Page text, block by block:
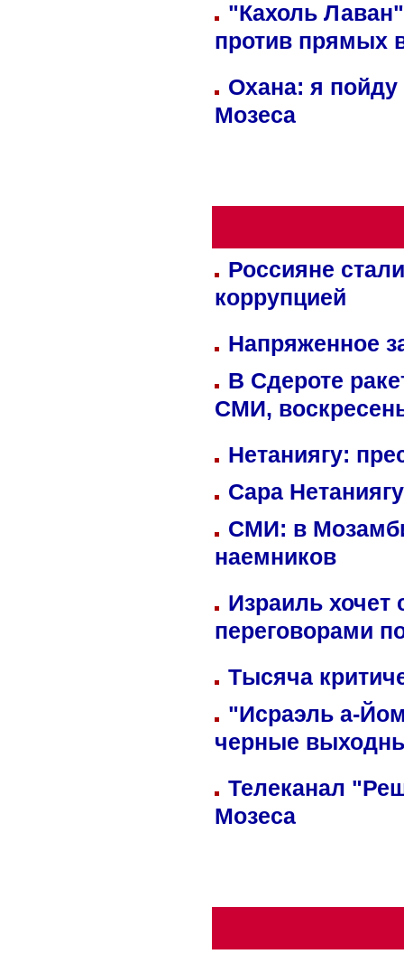
"Кахоль
против прямых
Охана: я пойду
Мозеса
Россияне
коррупцией
Напряженное
В Сдероте
СМИ,
Нетаниягу:
Сара
СМИ: в
наемников
Израиль хочет
переговорами
Тысяча
"Исраэль а-
черные
Телеканал
Мозеса